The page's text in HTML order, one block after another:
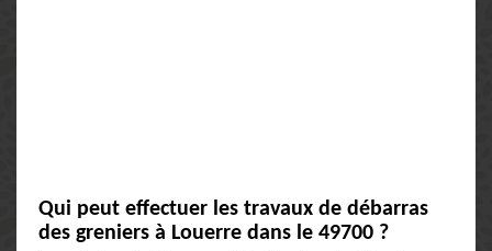
Qui peut effectuer les travaux de débarras
des greniers à Louerre dans le 49700 ?